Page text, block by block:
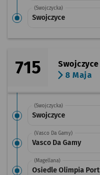
(Swojczycka)
Swojczyce
715
Swojczyce
8 Maja
(Swojczycka)
Swojczyce
(Vasco Da Gamy)
Vasco Da Gamy
(Magellana)
Osiedle Olimpia Port